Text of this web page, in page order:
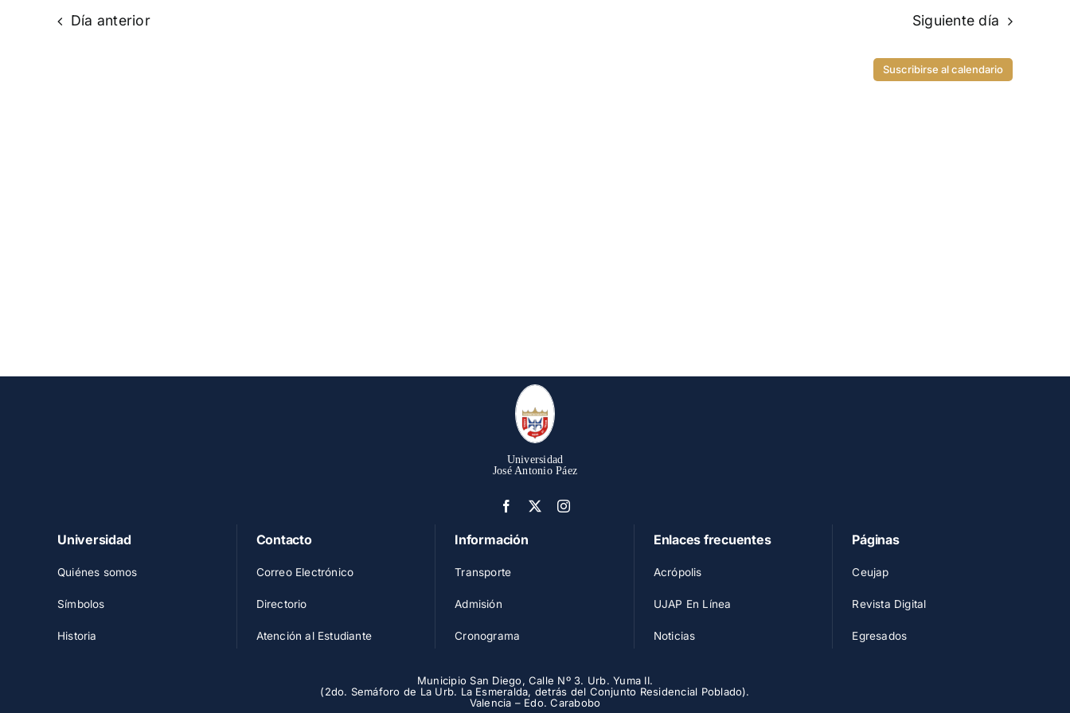
Día anterior Siguiente día
Suscribirse al calendario
Universidad
José Antonio Páez
Universidad
Quiénes somos
Símbolos
Historia
Contacto
Correo Electrónico
Directorio
Atención al Estudiante
Información
Transporte
Admisión
Cronograma
Enlaces frecuentes
Acrópolis
UJAP En Línea
Noticias
Páginas
Ceujap
Revista Digital
Egresados
Municipio San Diego, Calle Nº 3. Urb. Yuma II.
(2do. Semáforo de La Urb. La Esmeralda, detrás del Conjunto Residencial Poblado).
Valencia – Edo. Carabobo